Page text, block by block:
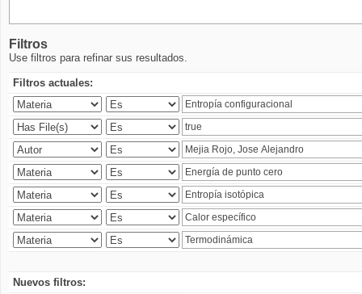
Filtros
Use filtros para refinar sus resultados.
Filtros actuales:
Nuevos filtros: